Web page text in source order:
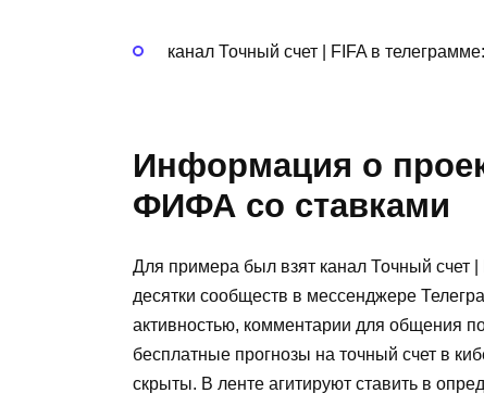
канал Точный счет | FIFA в
Информация о
ФИФА со ставками
Для примера был взят канал Точный счет
десятки сообществ в мессенджере
активностью, комментарии для общения
бесплатные прогнозы на точный счет в
скрыты. В ленте агитируют ставить в